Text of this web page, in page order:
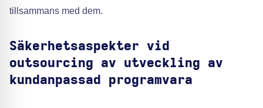
tillsammans med dem.
Säkerhetsaspekter vid
outsourcing av utveckling av
kundanpassad programvara